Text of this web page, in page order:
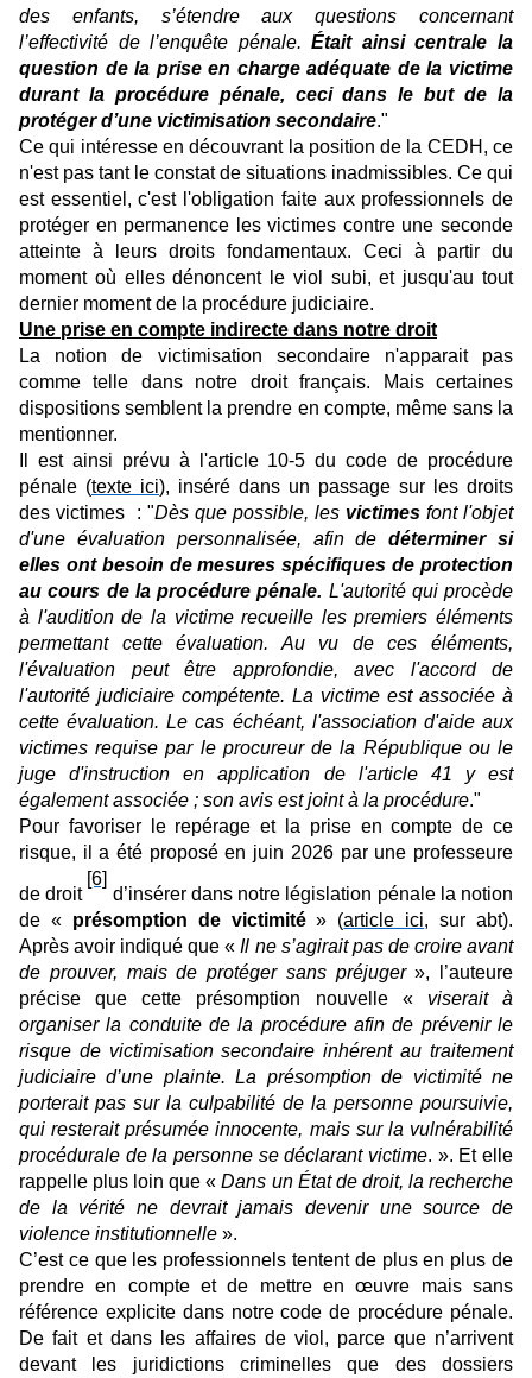
des enfants, s’étendre aux questions concernant
l’effectivité de l’enquête pénale.Était ainsi centrale la
question de la prise en charge adéquate de la victime
durant la procédure pénale, ceci dans le but de la
protéger d’une victimisation secondaire."
Ce qui intéresse en découvrant la position de la CEDH, ce
n'est pas tant le constat de situations inadmissibles. Ce qui
est essentiel, c'est l'obligation faite aux professionnels de
protéger en permanence les victimes contre une seconde
atteinte à leurs droits fondamentaux. Ceci à partir du
moment où elles dénoncent le viol subi, et jusqu'au tout
dernier moment de la procédure judiciaire.
Une prise en compte indirecte dans notre droit
La notion de victimisation secondaire n'apparait pas
comme telle dans notre droit français. Mais certaines
dispositions semblent la prendre en compte, même sans la
mentionner.
Il est ainsi prévu à l'article 10-5 du code de procédure
pénale (texte ici), inséré dans un passage sur les droits
des victimes : "Dès que possible, les victimes font l'objet
d'une évaluation personnalisée, afin dedéterminer si
elles ont besoin de mesures spécifiques de protection
au cours de la procédure pénale. L'autorité qui procède
à l'audition de la victime recueille les premiers éléments
permettant cette évaluation. Au vu de ces éléments,
l'évaluation peut être approfondie, avec l'accord de
l'autorité judiciaire compétente. La victime est associée à
cette évaluation. Le cas échéant, l'association d'aide aux
victimes requise par le procureur de la République ou le
juge d'instruction en application de l'article 41 y est
également associée ; son avis est joint à la procédure."
Pour favoriser le repérage et la prise en compte de ce
risque, il a été proposé en juin 2026 par une professeure
de droit
[6]
d’insérer dans notre législation pénale la notion
de « présomption de victimité» (article ici, sur abt).
Après avoir indiqué que «Il ne s’agirait pas de croire avant
de prouver, mais de protéger sans préjuger», l’auteure
précise que cette présomption nouvelle « viserait à
organiser la conduite de la procédure afin de prévenir le
risque de victimisation secondaire inhérent au traitement
judiciaire d’une plainte. La présomption de victimité ne
porterait pas sur la culpabilité de la personne poursuivie,
qui resterait présumée innocente, mais sur la vulnérabilité
procédurale de la personne se déclarant victime. ». Et elle
rappelle plus loin que «Dans un État de droit, la recherche
de la vérité ne devrait jamais devenir une source de
violence institutionnelle ».
C’est ce que les professionnels tentent de plus en plus de
prendre en compte et de mettre en œuvre mais sans
référence explicite dans notre code de procédure pénale.
De fait et dans les affaires de viol, parce que n’arrivent
devant les juridictions criminelles que des dossiers